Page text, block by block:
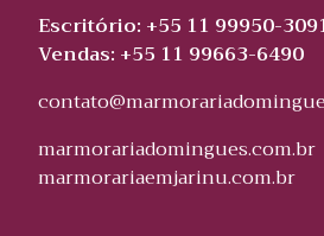
Escritório: +55 11 99950-
Vendas: +55 11 99663-6490
marmorariadomingues.com.br
marmorariaemjarinu.com.br